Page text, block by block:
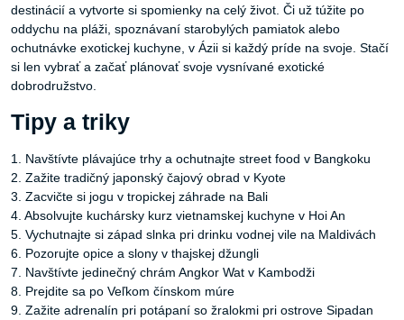
destinácií a vytvorte si spomienky na celý život. Či už túžite po
oddychu na pláži, spoznávaní starobylých pamiatok alebo
ochutnávke exotickej kuchyne, v Ázii si každý príde na svoje. Stačí
si len vybrať a začať plánovať svoje vysnívané exotické
dobrodružstvo.
Tipy a triky
1. Navštívte plávajúce trhy a ochutnajte street food v Bangkoku
2. Zažite tradičný japonský čajový obrad v Kyote
3. Zacvičte si jogu v tropickej záhrade na Bali
4. Absolvujte kuchársky kurz vietnamskej kuchyne v Hoi An
5. Vychutnajte si západ slnka pri drinku vodnej vile na Maldivách
6. Pozorujte opice a slony v thajskej džungli
7. Navštívte jedinečný chrám Angkor Wat v Kambodži
8. Prejdite sa po Veľkom čínskom múre
9. Zažite adrenalín pri potápaní so žralokmi pri ostrove Sipadan